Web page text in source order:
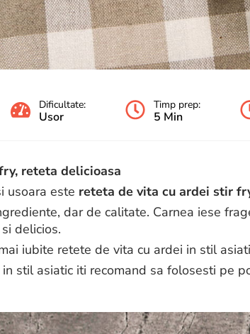
Dificultate:
Usor
Timp prep:
5 Min
reteta delicioasa
usoara este reteta de vita cu ardei stir
dar de calitate. Carnea iese
delicios.
iubite retete de vita cu ardei in stil
stil asiatic iti recomand sa folosesti pe